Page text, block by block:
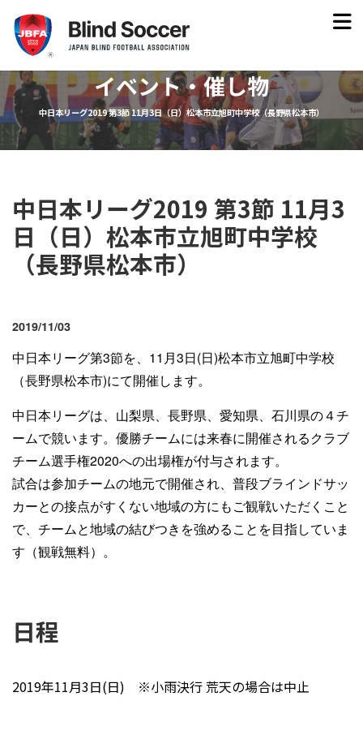
イベント・催し物
中日本リーグ2019 第3節 11月3日（日）松本市立旭町中学校（長野県松本市）
中日本リーグ2019 第3節 11月3
日（日）松本市立旭町中学校
（長野県松本市）
2019/11/03
中日本リーグ第3節を、11月3日(日)松本市立旭町中学校
（長野県松本市)にて開催します。
中日本リーグは、山梨県、長野県、愛知県、石川県の４チ
ームで競います。優勝チームには来春に開催されるクラブ
チーム選手権2020への出場権が付与されます。
試合は参加チームの地元で開催され、普段ブラインドサッ
カーとの接点がすくない地域の方にもご観戦いただくこと
で、チームと地域の結びつきを強めることを目指していま
す（観戦無料）。
日程
2019年11月3日(日) ※小雨決行 荒天の場合は中止